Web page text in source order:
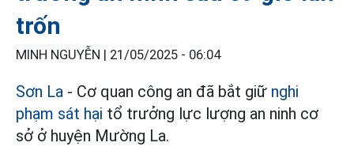
trốn
MINH NGUYỄN | 21/05/2025 - 06:04
Sơn La - Cơ quan công an đã bắt giữ nghi
phạm sát hại tổ trưởng lực lượng an ninh cơ
sở ở huyện Mường La.